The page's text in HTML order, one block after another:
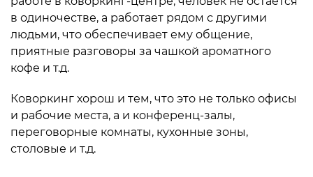
в одиночестве, а работает рядом с другими
людьми, что обеспечивает ему общение,
приятные разговоры за чашкой ароматного
кофе и т.д.
Коворкинг хорош и тем, что это не только офисы
и рабочие места, а и конференц-залы,
переговорные комнаты, кухонные зоны,
столовые и т.д.